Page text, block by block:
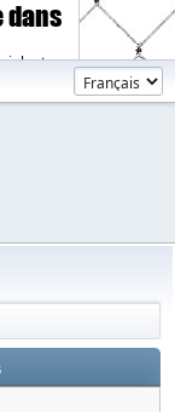
dans